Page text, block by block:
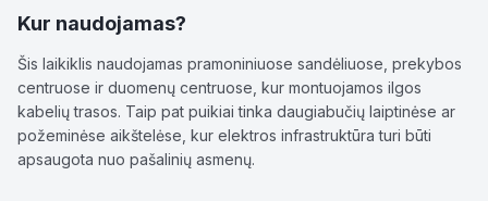
Kur naudojamas?
Šis laikiklis naudojamas pramoniniuose sandėliuose, prekybos
centruose ir duomenų centruose, kur montuojamos ilgos
kabelių trasos. Taip pat puikiai tinka daugiabučių laiptinėse ar
požeminėse aikštelėse, kur elektros infrastruktūra turi būti
apsaugota nuo pašalinių asmenų.